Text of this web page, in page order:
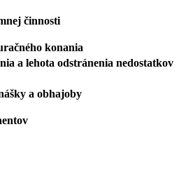
činnosti
konania
a lehota odstránenia nedostatkov
a obhajoby